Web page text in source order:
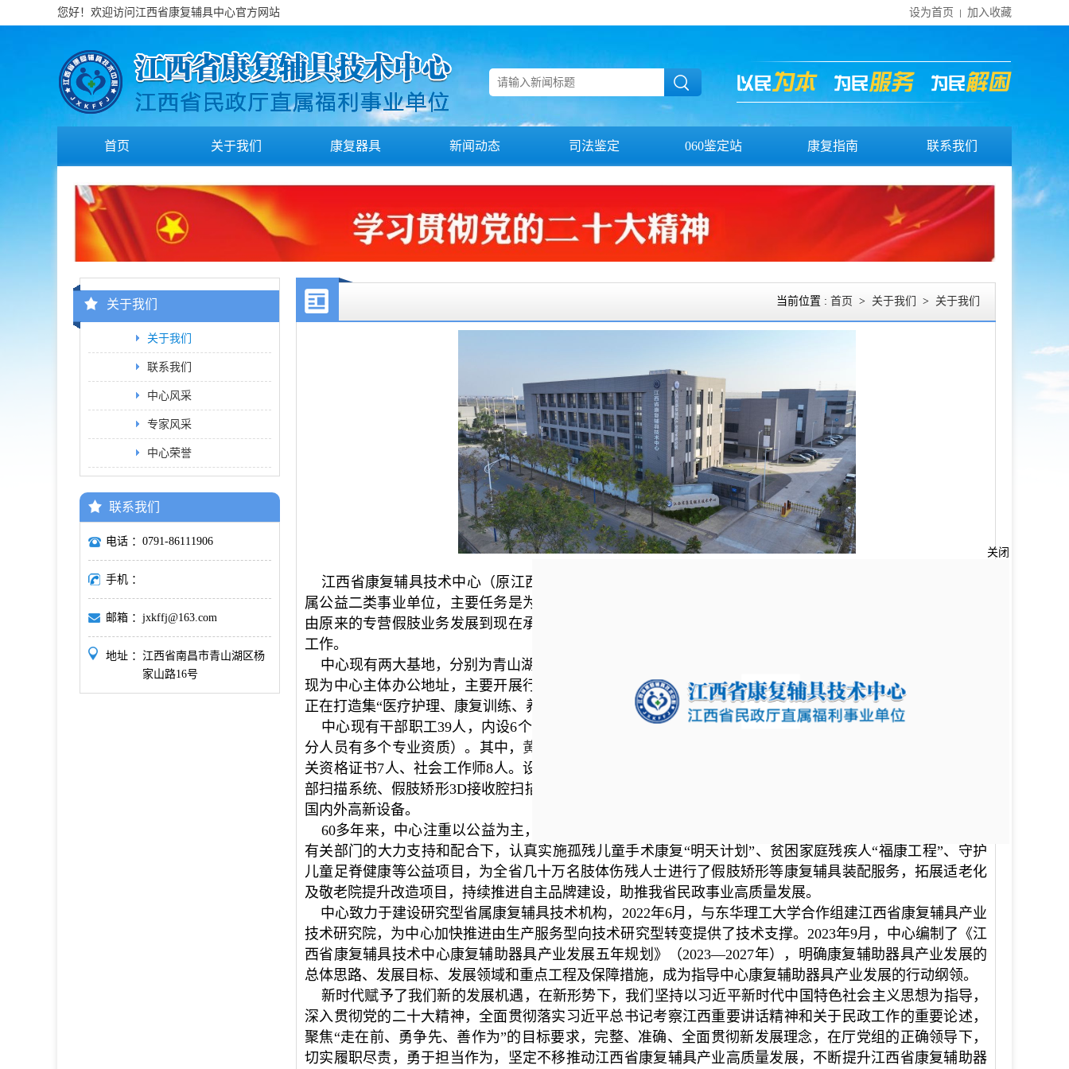
您好！欢迎访问江西省康复辅具中心官方网站 设为首页 加入收藏
首页 关于我们 康复器具 新闻动态 司法鉴定 060鉴定站 康复指南 联系我们
关于我们
关于我们
联系我们
中心风采
专家风采
中心荣誉
联系我们
电话 ： 0791-86111906
手机 ：
邮箱 ： jxkffj@163.com
地址 ： 江西省南昌市青山湖区杨
家山路16号
当前位置 : 首页 > 关于我们 > 关于我们
江西省康复辅具技术中心（原江西省假肢厂
属公益二类事业单位，主要任务是为革命伤残军人提供假肢装配和矫形器具服务。经过60多年的发展，中心
由原来的专营假肢业务发展到现在承担政策研究、标准制定、技术研发、辅具配置、宣传推广和康复训练等
工作。
中心现有两大基地，分别为青山湖区基地和西湖区基地，建筑总面积约14500平方米。其中，青山湖区基地
现为中心主体办公地址，主要开展行政办公、公益服务、假肢矫形服务和老年辅具服务等工作；西湖区基地
正在打造集“医疗护理、康复训练、养老服务”三位一体的医康养服务综合体。
中心现有干部职工39人，内设6个科室。现拥有假肢、矫形器和社会工作师等相关专业技术人员共17人(部
分人员有多个专业资质）。其中， 黄水根团队被民政部授予
关资格证书7人、社会工作师8人。设备先进齐全，拥有足底压力分析仪、移动式足底压力测量系统、三维足
部扫描系统、假肢矫形3D接收腔扫描仪及专用修型软件、全接触水压取型仪、步态分析系统、艾灸机器人等
国内外高新设备。
60多年来，中心注重以公益为主，始终坚持
有关部门的大力支持和配合下，认真实施孤残儿童手术康复“明天计划”、贫困家庭残疾人“福康工程”、守护
儿童足脊健康等公益项目，为全省几十万名肢体伤残人士进行了假肢矫形等康复辅具装配服务， 拓展适老化
及敬老院提升改造项目，持续推进自主品牌建设，助推我省民政事业高质量发展。
中心致力于建设研究型省属康复辅具技术机构，2022年6月，与东华理工大学合作组建江西省康复辅具产业
技术研究院，为中心加快推进由生产服务型向技术研究型转变提供了技术支撑。2023年9月，中心编制了《江
西省康复辅具技术中心康复辅助器具产业发展五年规划》（2023—2027年），明确康复辅助器具产业发展的
总体思路、发展目标、发展领域和重点工程及保障措施，成为指导中心康复辅助器具产业发展的行动纲领。
新时代赋予了我们新的发展机遇，在新形势下，我们坚持以习近平新时代中国特色社会主义思想为指导，
深入贯彻党的二十大精神，全面贯彻落实习近平总书记考察江西重要讲话精神和关于民政工作的重要论述，
聚焦“走在前、勇争先、善作为”的目标要求，完整、准确、全面贯彻新发展理念，在厅党组的正确领导下，
切实履职尽责，勇于担当作为，坚定不移推动江西省康复辅具产业高质量发展，不断提升江西省康复辅助器